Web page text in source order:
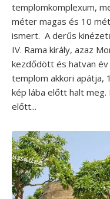
templomkomplexum,
méter magas és 10
ismert. A derűs
IV. Rama király, azaz
kezdődött és hatvan
templom akkori apátja,
kép lába előtt halt
előtt...